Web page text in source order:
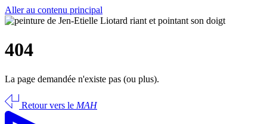
Aller au contenu principal
404
La page demandée n'existe pas (ou plus).
Retour vers le MAH